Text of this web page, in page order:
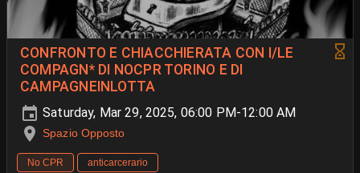
CONFRONTO E CHIACCHIERATA CON I/LE
COMPAGN* DI NOCPR TORINO E DI
CAMPAGNEINLOTTA
Saturday, Mar 29, 2025, 06:00 PM-12:00 AM
Spazio Opposto
No CPR anticarcerario